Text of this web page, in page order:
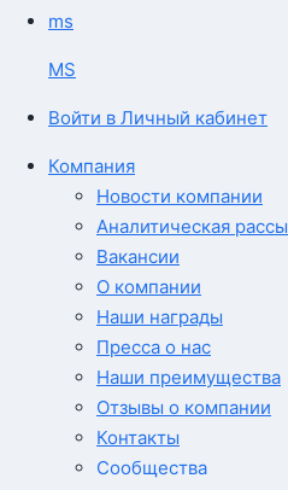
ms
MS
Войти в Личный кабинет
Компания
Новости компании
Аналитическая
Вакансии
О компании
Наши награды
Пресса о нас
Наши преимущества
Отзывы о компании
Контакты
Сообщества